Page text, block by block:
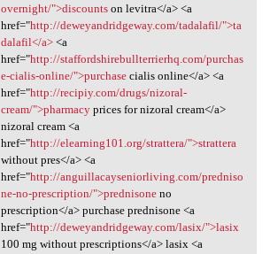
overnight/">discountson levitra</a> <a
href="http://deweyandridgeway.com/tadalafil/">ta
dalafil</a><a
href="http://staffordshirebullterrierhq.com/purchas
e-cialis-online/">purchasecialis online</a> <a
href="http://recipiy.com/drugs/nizoral-
cream/">pharmacyprices for nizoral cream</a>
nizoral cream <a
href="http://elearning101.org/strattera/">strattera
without pres</a> <a
href="http://anguillacayseniorliving.com/predniso
ne-no-prescription/">prednisoneno
prescription</a> purchase prednisone <a
href="http://deweyandridgeway.com/lasix/">lasix
100 mg without prescriptions</a> lasix <a